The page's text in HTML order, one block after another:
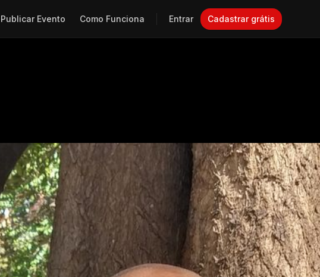
Publicar Evento Como Funciona Entrar Cadastrar grátis